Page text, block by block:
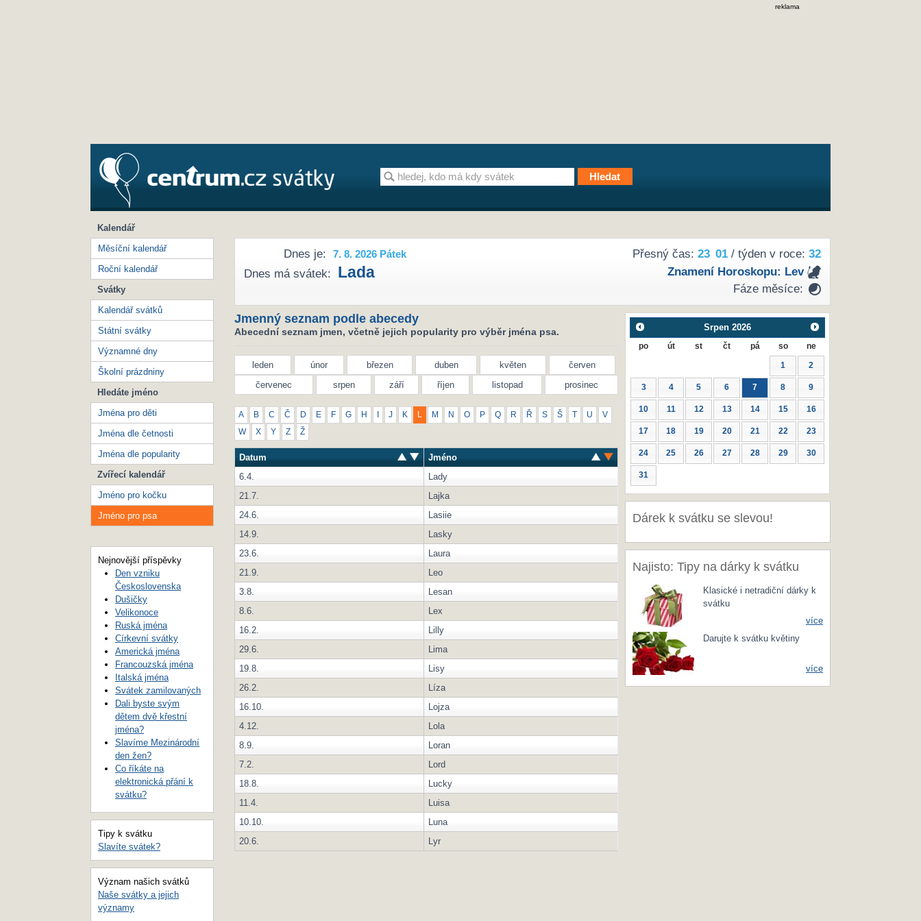
reklama
Přesný čas: 23 01/ týden v roce: 32
Znamení Horoskopu: Lev
Fáze měsíce:
Dnes je: 7. 8. 2026 Pátek
Dnes má svátek: Lada
Jmenný seznam podle abecedy
Abecední seznam jmen, včetně jejich popularity pro výběr jména psa.
leden únor březen duben květen
červen
červenec
srpen září říjen listopad prosinec
A B C Č D E F G H J K M N O P Q R Ř S Š T U V
W X Y Z Ž
Datum
Jméno
6.4.
Lady
21.7.
Lajka
24.6.
Lasiie
14.9.
Lasky
23.6.
Laura
21.9.
Leo
3.8.
Lesan
8.6.
Lex
16.2.
Lilly
29.6.
Lima
19.8.
Lisy
26.2.
Líza
16.10.
Lojza
4.12.
Lola
8.9.
Loran
7.2.
Lord
18.8.
Lucky
11.4.
Luisa
10.10.
Luna
20.6.
Lyr
Srpen 2026
po út st čt pá so ne
1 2
3 4 5 6 7 8 9
10 11 12 13 14 15 16
17 18 19 20 21 22 23
24 25 26 27 28 29 30
31
Dárek k svátku se slevou!
Najisto: Tipy na dárky k svátku
Klasické i netradiční dárky k
svátku
více
Darujte k svátku květiny
více
Kalendář
Měsíční kalendář
Roční kalendář
Svátky
Kalendář svátků
Státní svátky
Významné dny
Školní prázdniny
Hledáte jméno
Jména pro děti
Jména dle četnosti
Jména dle popularity
Zvířecí kalendář
Jméno pro kočku
Jméno pro psa
Nejnovější příspěvky
Den vzniku
Československa
Dušičky
Velikonoce
Ruská jména
Církevní svátky
Americká jména
Francouzská jména
Italská jména
Svátek zamilovaných
Dali byste svým
dětem dvě křestní
jména?
Slavíme Mezinárodní
den žen?
Co říkáte na
elektronická přání k
svátku?
Tipy k svátku
Slavíte svátek?
Význam našich svátků
Naše svátky a jejich
významy